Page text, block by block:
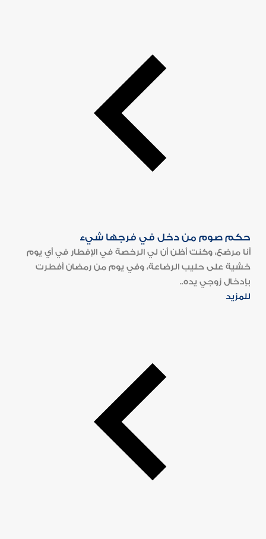
حكم صوم من دخل في فرجها شيء
أنا مرضع، وكنت أظن أن لي الرخصة في الإفطار في أي يوم
خشية على حليب الرضاعة، وفي يوم من رمضان أفطرت
بإدخال زوجي يده..
للمزيد